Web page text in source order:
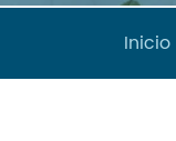
Inicio